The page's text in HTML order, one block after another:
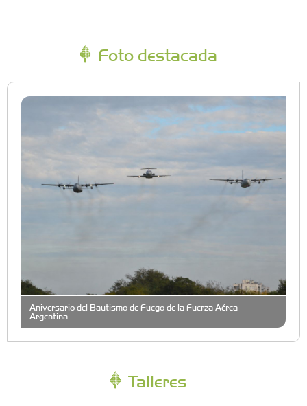
Foto destacada
Aniversario del Bautismo de Fuego de la Fuerza Aérea
Argentina
Talleres